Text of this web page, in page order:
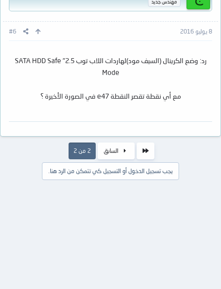
مهندس جديد
8 يوليو 2016 #6
رد: وضع الكرينال (السيف مود)لهاردات اللاب توب 2.5" SATA HDD Safe
Mode
مع أي نقطة تقصر النقطة e47 في الصورة الأخيرة ؟
السابق 2 من 2
يجب تسجيل الدخول أو التسجيل كي تتمكن من الرد هنا.